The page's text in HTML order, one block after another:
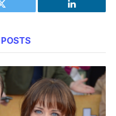
Twitter LinkedIn
POSTS